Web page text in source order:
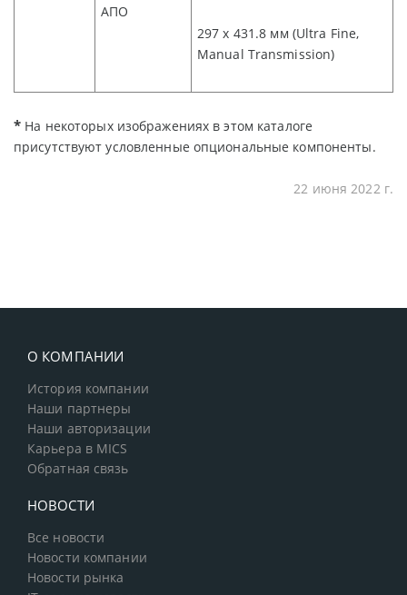
AПО
297 x 431.8 мм (Ultra Fine,
Manual Transmission)
* На некоторых изображениях в этом каталоге
присутствуют условленные опциональные компоненты.
22 июня 2022 г.
О КОМПАНИИ
История компании
Наши партнеры
Наши авторизации
Карьера в MICS
Обратная связь
НОВОСТИ
Все новости
Новости компании
Новости рынка